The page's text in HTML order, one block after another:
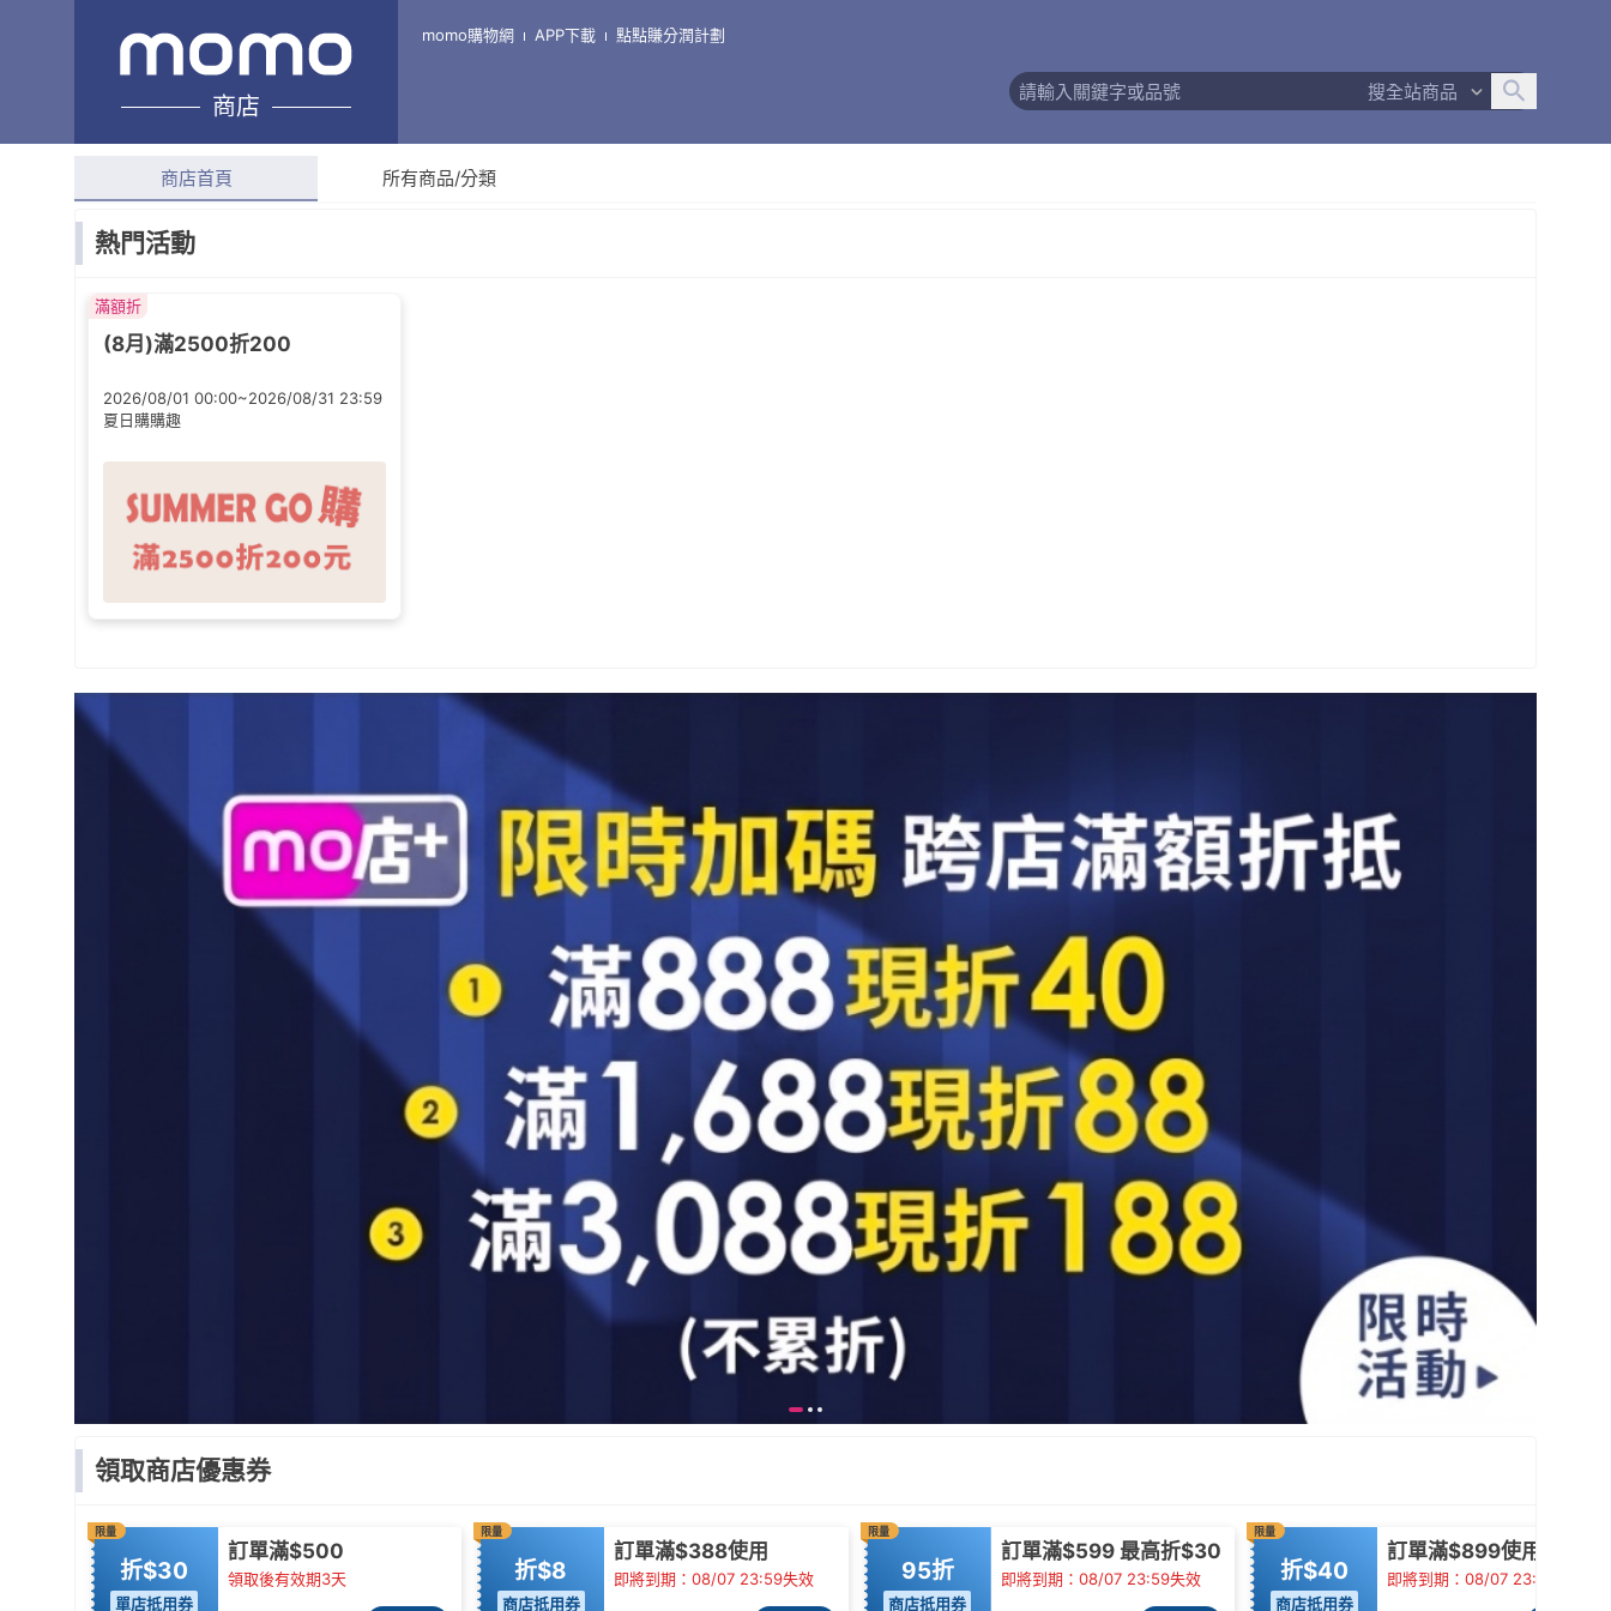
商店
momo購物網 APP下載 點點賺分潤計劃
搜全站商品
anello 官方旗艦店
綜合評分 商店簡介 退換貨須知
商店首頁 所有商品/分類
熱門活動
滿額折
(8月)滿2500折200
2026/08/01 00:00~2026/08/31 23:59
夏日購購趣
領取商店優惠券
限量
折$30
單店抵用券
訂單滿$500
領取後有效期3天
限量
折$8
商店抵用券
訂單滿$388使用
即將到期：08/07 23:59失效
限量
95折
商店抵用券
訂單滿$599 最高折$30
即將到期：08/07 23:59失效
限量
折$40
商店抵用券
訂單滿$899使用
即將到期：08/07 23:59失效